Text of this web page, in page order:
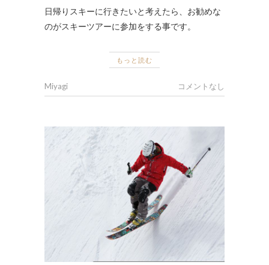
日帰りスキーに行きたいと考えたら、お勧めな
のがスキーツアーに参加をする事です。
もっと読む
Miyagi コメントなし